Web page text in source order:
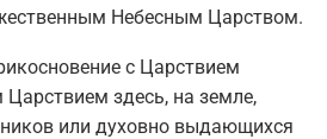
Небесным Царством.
с Царствием
здесь, на земле,
или духовно выдающихся